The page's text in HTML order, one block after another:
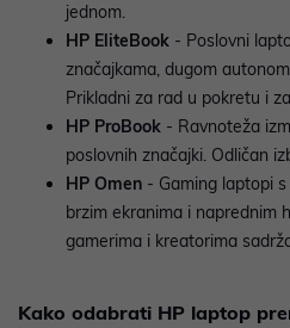
jednom.
HP EliteBook - Poslovni
značajkama, dugom
Prikladni za rad u pokretu i
HP ProBook - Ravnoteža
poslovnih značajki. Odličan
HP Omen - Gaming laptopi
brzim ekranima i naprednim
gamerima i kreatorima
Kako odabrati HP laptop